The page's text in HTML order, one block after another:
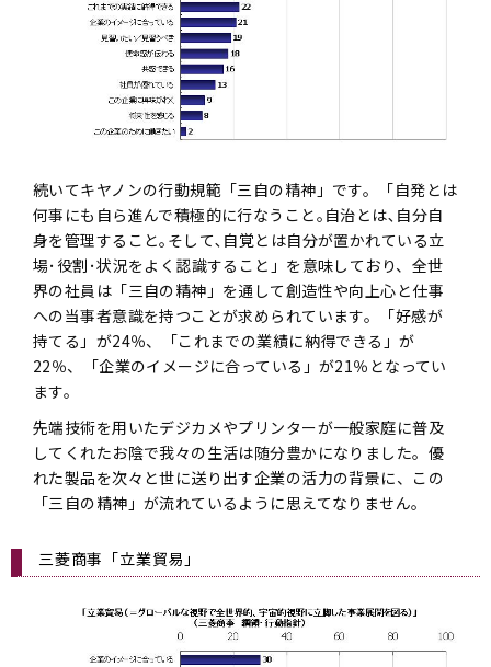
続いてキヤノンの行動規範「三自の精神」です。「自発とは
何事にも自ら進んで積極的に行なうこと｡自治とは､自分自
身を管理すること｡そして､自覚とは自分が置かれている立
場･役割･状況をよく認識すること」を意味しており、全世
界の社員は「三自の精神」を通して創造性や向上心と仕事
への当事者意識を持つことが求められています。「好感が
持てる」が24％、「これまでの業績に納得できる」が
22％、「企業のイメージに合っている」が21％となってい
ます。
先端技術を用いたデジカメやプリンターが一般家庭に普及
してくれたお陰で我々の生活は随分豊かになりました。優
れた製品を次々と世に送り出す企業の活力の背景に、この
「三自の精神」が流れているように思えてなりません。
三菱商事「立業貿易」